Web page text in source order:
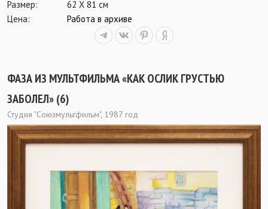
Размер:
62 Х 81 см
Цена:
Работа в архиве
ФАЗА ИЗ МУЛЬТФИЛЬМА «КАК ОСЛИК ГРУСТЬЮ
ЗАБОЛЕЛ» (6)
Студия "Союзмультфильм", 1987 год